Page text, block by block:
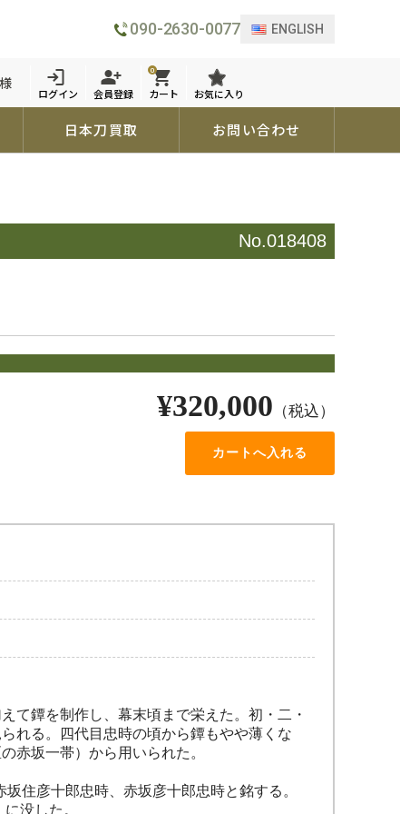
090-2630-0077 ENGLISH
ログイン 会員登録
0
カート お気に入り
日本刀買取 お問い合わせ
No.018408
¥320,000 （税込）
て鐔を制作し、幕末頃まで栄えた。初・二・
れる。四代目忠時の頃から鐔もやや薄くな
赤坂一帯）から用いられた。
住彦十郎忠時、赤坂彦十郎忠時と銘する。
没した。